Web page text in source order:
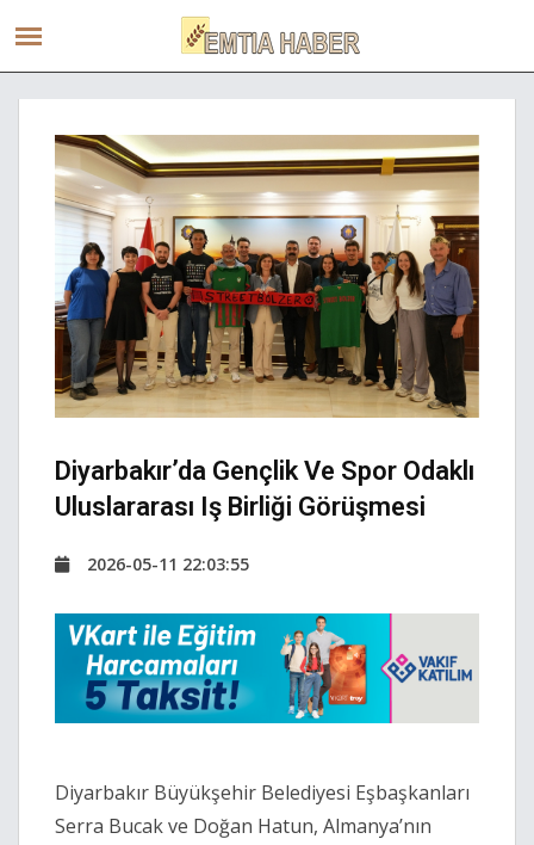
Diyarbakır’da Gençlik Ve Spor Odaklı
Uluslararası Iş Birliği Görüşmesi
2026-05-11 22:03:55
Diyarbakır Büyükşehir Belediyesi Eşbaşkanları
Serra Bucakve Doğan Hatun, Almanya’nın